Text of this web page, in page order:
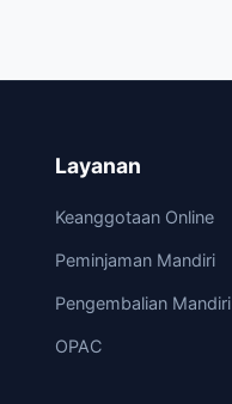
Layanan
Keanggotaan Online
Peminjaman Mandiri
Pengembalian Mandiri
OPAC